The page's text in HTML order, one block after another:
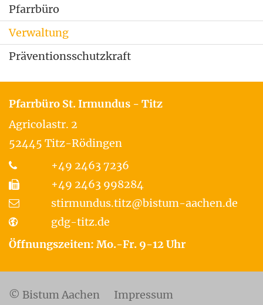
Pfarrbüro
Verwaltung
Präventionsschutzkraft
Pfarrbüro St. Irmundus - Titz
Agricolastr. 2
52445 Titz-Rödingen
+49 2463 7236
+49 2463 998284
stirmundus.titz@bistum-aachen.de
gdg-titz.de
Öffnungszeiten: Mo.-Fr. 9-12 Uhr
© Bistum Aachen
Impressum